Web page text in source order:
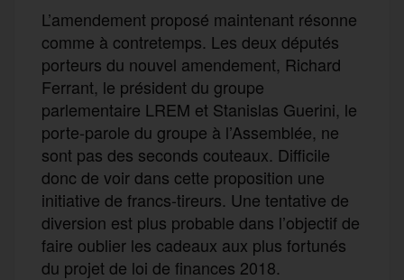
L’amendement proposé maintenant résonne
comme à contretemps. Les deux députés
porteurs du nouvel amendement, Richard
Ferrant, le président du groupe
parlementaire LREM et Stanislas Guerini, le
porte-parole du groupe à l’Assemblée, ne
sont pas des seconds couteaux. Difficile
donc de voir dans cette proposition une
initiative de francs-tireurs. Une tentative de
diversion est plus probable dans l’objectif de
faire oublier les cadeaux aux plus fortunés
du projet de loi de finances 2018.